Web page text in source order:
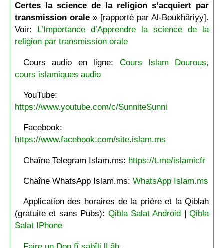
Certes la science de la religion s’acquiert par
transmission orale» [rapporté par Al-Boukhâriyy].
Voir: L’Importance d’Apprendre la science de la
religion par transmission orale
Cours audio en ligne: Cours Islam Dourous,
cours islamiques audio
YouTube:
https://www.youtube.com/c/SunniteSunni
Facebook:
https://www.facebook.com/site.islam.ms
Chaîne Telegram Islam.ms: https://t.me/islamicfr
Chaîne WhatsApp Islam.ms: WhatsApp Islam.ms
Application des horaires de la prière et la Qiblah
(gratuite et sans Pubs): Qibla Salat Android |Qibla
Salat IPhone